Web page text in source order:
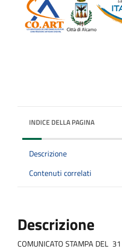
INDICE DELLA PAGINA
Descrizione
Contenuti correlati
Descrizione
COMUNICATO STAMPA DEL